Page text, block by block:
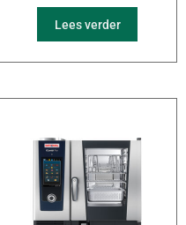
Lees verder